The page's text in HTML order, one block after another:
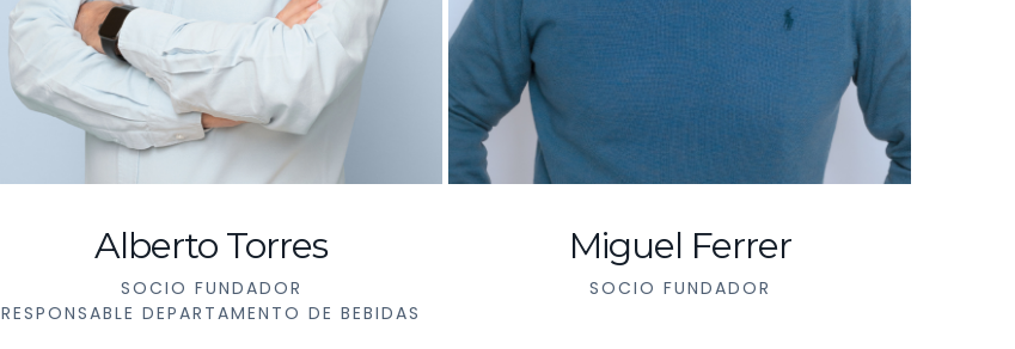
Alberto Torres
SOCIO FUNDADOR
RESPONSABLE DEPARTAMENTO DE BEBIDAS
Miguel Ferrer
SOCIO FUNDADOR